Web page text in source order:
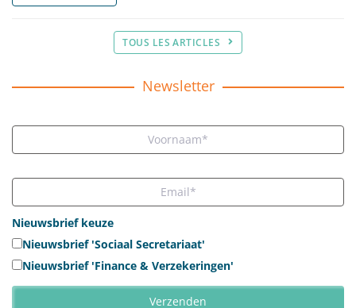
TOUS LES ARTICLES
Newsletter
Nieuwsbrief keuze
Nieuwsbrief 'Sociaal Secretariaat'
Nieuwsbrief 'Finance & Verzekeringen'